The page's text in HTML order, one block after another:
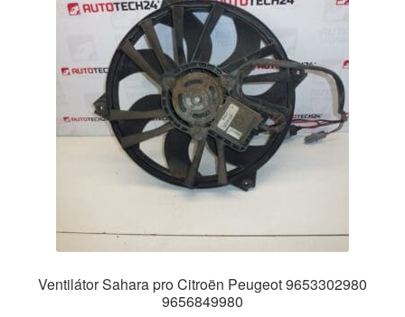
Ventilátor Sahara pro Citroën Peugeot 9653302980
9656849980